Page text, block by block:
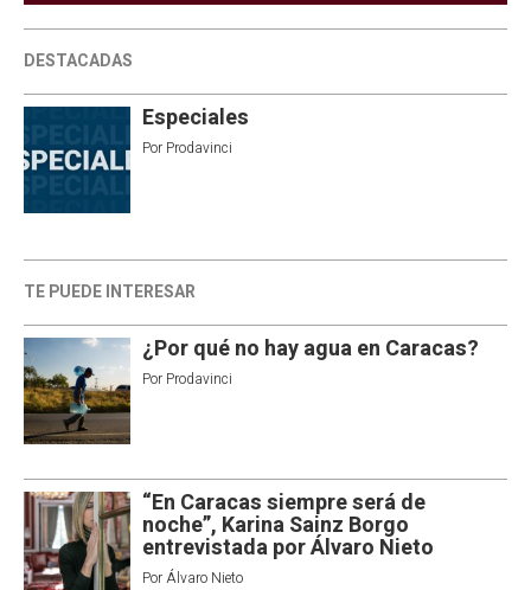
DESTACADAS
Especiales
Por Prodavinci
TE PUEDE INTERESAR
¿Por qué no hay agua en Caracas?
Por Prodavinci
“En Caracas siempre será de
noche”, Karina Sainz Borgo
entrevistada por Álvaro Nieto
PorÁlvaro Nieto